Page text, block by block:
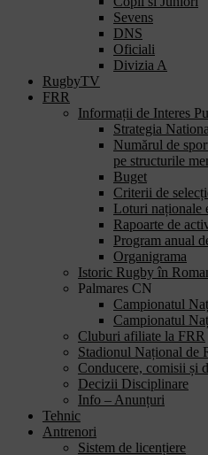
Sevens
DNS
Oficiali
Divizia A
RugbyTV
FRR
Informații de Interes
Strategia
Numărul de
pe structurile
Buget
Criterii de
Loturi naționale
Rapoarte de
Program anual
Organigrama
Istoric Rugby în
Palmares CN
Campionatul
Campionatul
Cluburi afiliate la FRR
Stadionul Național de
Conducere, comisii și
Decizii Disciplinare
Info – Anunțuri
Tehnic
Antrenori
Sistem de licențiere